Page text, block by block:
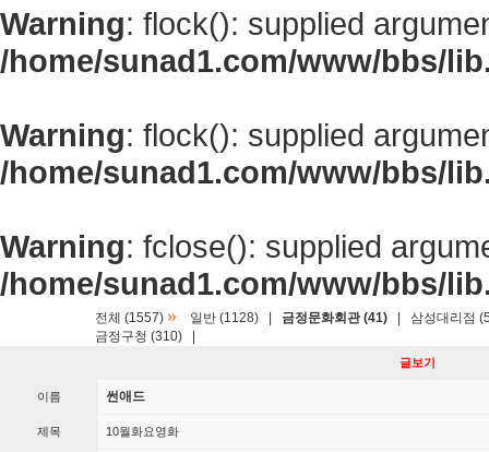
Warning: flock(): supplied
/home/sunad1.com/www/bbs/
Warning: flock(): supplied
/home/sunad1.com/www/bbs/
Warning: fclose(): supplied
/home/sunad1.com/www/bbs/
전체 (1557) » 일반 (1128) 금정문화회관 (41)
삼성대리점
금정구청 (310)
글보기
이름 썬애드
제목 10월화요영화